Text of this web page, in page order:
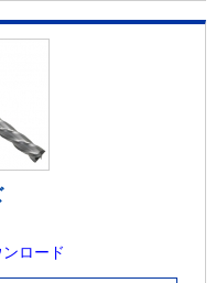
ロード